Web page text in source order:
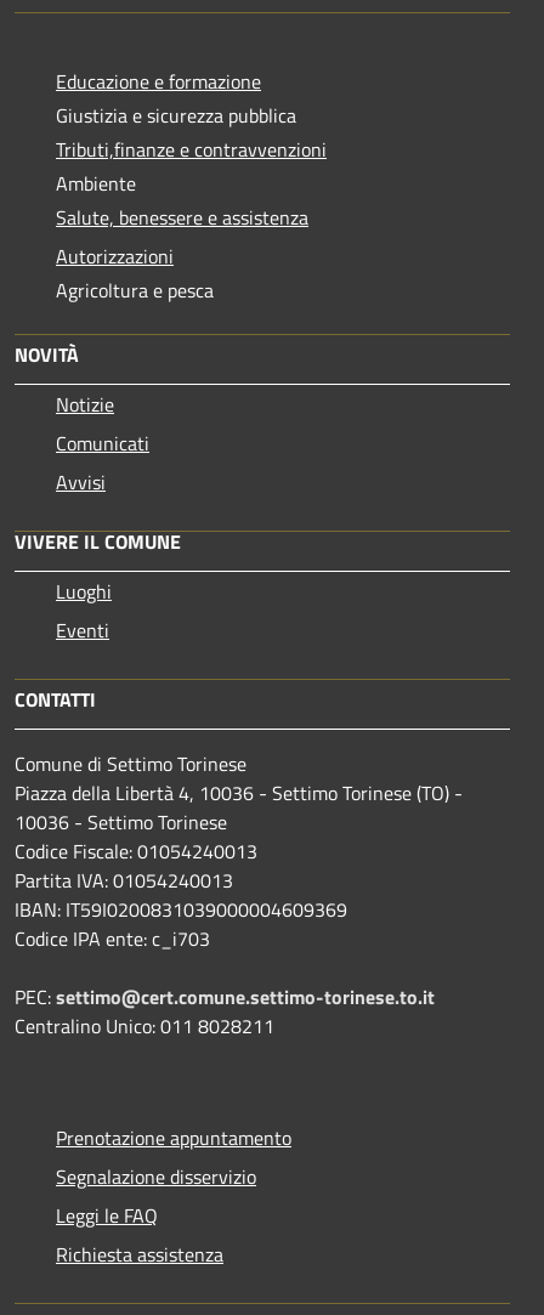
Educazione e formazione
Giustizia e sicurezza pubblica
Tributi,finanze e contravvenzioni
Ambiente
Salute, benessere e assistenza
Autorizzazioni
Agricoltura e pesca
NOVITÀ
Notizie
Comunicati
Avvisi
VIVERE IL COMUNE
Luoghi
Eventi
CONTATTI
Comune di Settimo Torinese
Piazza della Libertà 4, 10036 - Settimo Torinese (TO) -
10036 - Settimo Torinese
Codice Fiscale: 01054240013
Partita IVA: 01054240013
IBAN: IT59I0200831039000004609369
Codice IPA ente: c_i703
PEC:settimo@cert.comune.settimo-torinese.to.it
Centralino Unico: 011 8028211
Prenotazione appuntamento
Segnalazione disservizio
Leggi le FAQ
Richiesta assistenza